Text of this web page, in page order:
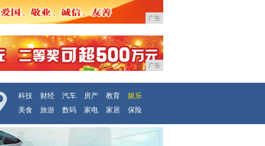
广告
广告
科技 财经 汽车 房产 教育
娱乐
美食
旅游 数码 家电 家居 保险